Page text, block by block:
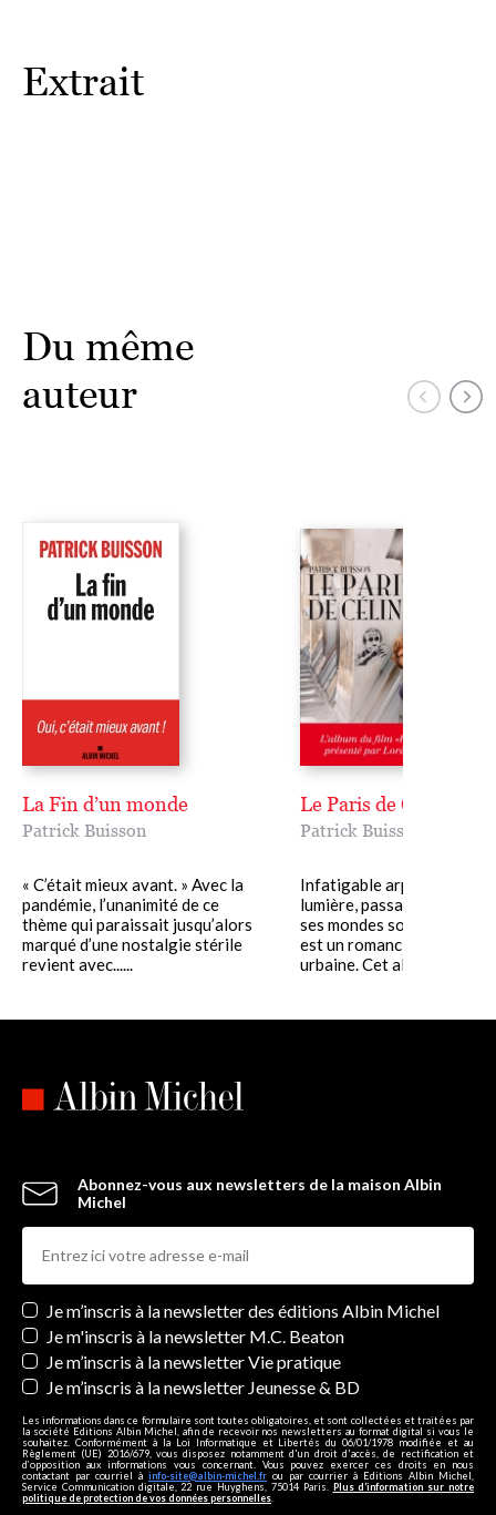
Extrait
Du même
auteur
La Fin d’un monde
Patrick Buisson
« C’était mieux avant. » Avec la
pandémie, l’unanimité de ce
thème qui paraissait jusqu’alors
marqué d’une nostalgie stérile
revient avec......
Le Paris de Celine
Patrick Buisson
Infatigable arpenteur de
lumière, passager
ses mondes souterrains,
est un romancier de la
urbaine. Cet album part......
Abonnez-vous aux newsletters de la maison Albin
Michel
Newsletters
Je m’inscris à la newsletter des éditions Albin Michel
Je m'inscris à la newsletter M.C. Beaton
Je m’inscris à la newsletter Vie pratique
Je m’inscris à la newsletter Jeunesse & BD
Les informations dans ce formulaire sont toutes obligatoires, et sont collectées et traitées par
la société Editions Albin Michel, afin de recevoir nos newsletters au format digital si vous le
souhaitez. Conformément à la Loi Informatique et Libertés du 06/01/1978 modifiée et au
Règlement (UE) 2016/679, vous disposez notamment d'un droit d'accès, de rectification et
d’opposition aux informations vous concernant. Vous pouvez exercer ces droits en nous
contactant par courriel à info-site@albin-michel.fr ou par courrier à Editions Albin Michel,
Service Communication digitale, 22 rue Huyghens, 75014 Paris. Plus d’information sur notre
politique de protection de vos données personnelles.